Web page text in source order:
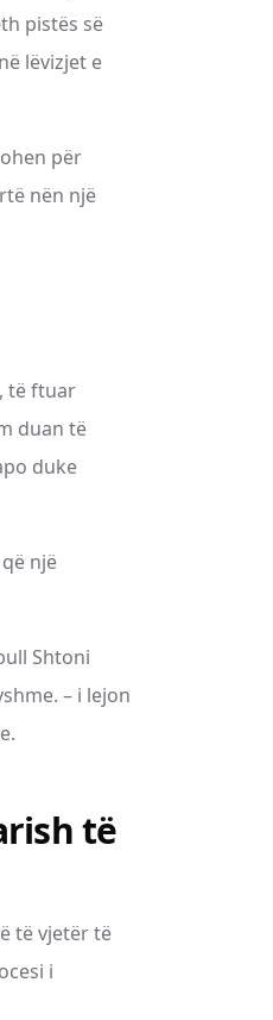
pistës së
lëvizjet e
për
nën një
të ftuar
duan të
duke
një
Shtoni
– i lejon
të
të vjetër të
i